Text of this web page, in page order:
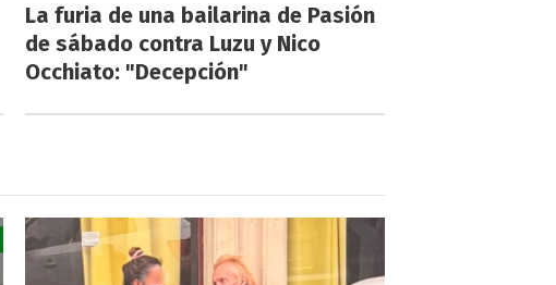
La furia de una bailarina de Pasión
de sábado contra Luzu y Nico
Occhiato: "Decepción"